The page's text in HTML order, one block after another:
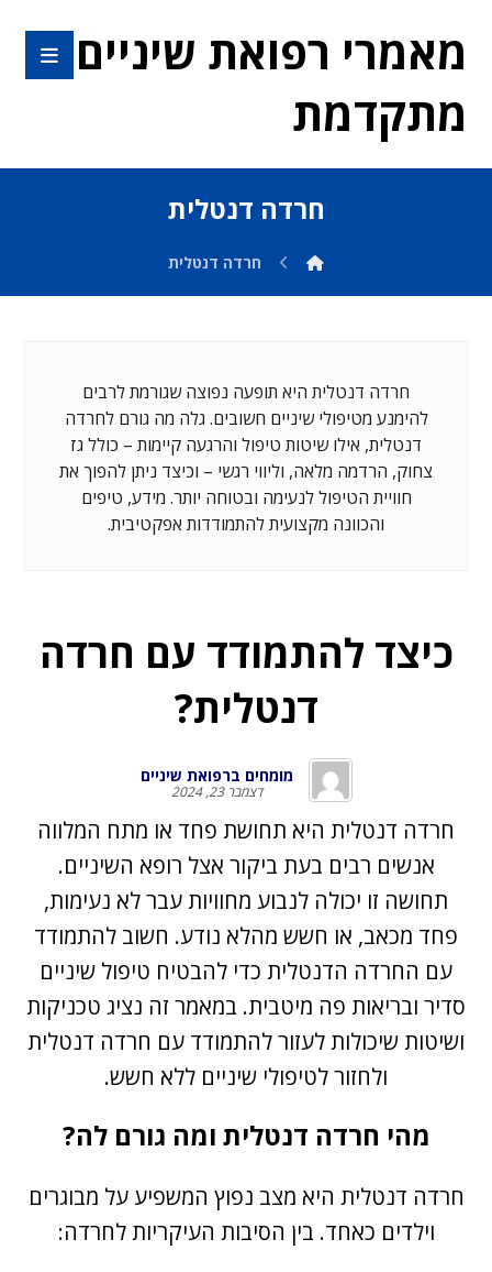
מאמרי רפואת שיניים
מתקדמת
חרדה דנטלית
חרדה דנטלית
חרדה דנטלית היא תופעה נפוצה שגורמת לרבים
להימנע מטיפולי שיניים חשובים. גלה מה גורם לחרדה
דנטלית, אילו שיטות טיפול והרגעה קיימות – כולל גז
צחוק, הרדמה מלאה, וליווי רגשי – וכיצד ניתן להפוך את
חוויית הטיפול לנעימה ובטוחה יותר. מידע, טיפים
והכוונה מקצועית להתמודדות אפקטיבית.
כיצד להתמודד עם חרדה
דנטלית?
מומחים ברפואת שיניים
דצמבר 23, 2024
חרדה דנטלית היא תחושת פחד או מתח המלווה
אנשים רבים בעת ביקור אצל רופא השיניים.
תחושה זו יכולה לנבוע מחוויות עבר לא נעימות,
פחד מכאב, או חשש מהלא נודע. חשוב להתמודד
עם החרדה הדנטלית כדי להבטיח טיפול שיניים
סדיר ובריאות פה מיטבית. במאמר זה נציג טכניקות
ושיטות שיכולות לעזור להתמודד עם חרדה דנטלית
ולחזור לטיפולי שיניים ללא חשש.
מהי חרדה דנטלית ומה גורם לה?
חרדה דנטלית היא מצב נפוץ המשפיע על מבוגרים
וילדים כאחד. בין הסיבות העיקריות לחרדה: